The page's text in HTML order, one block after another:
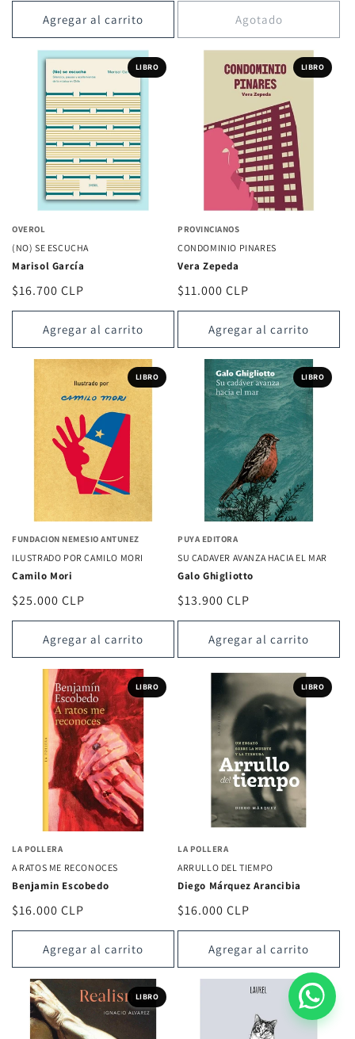
oferta
Agregar al carrito Agotado
LIBRO
OVEROL
(NO) SE ESCUCHA
Marisol García
Precio
habitual
$16.700 CLP
Agregar al carrito
LIBRO
PROVINCIANOS
CONDOMINIO PINARES
Vera Zepeda
Precio
habitual
$11.000 CLP
Agregar al carrito
LIBRO
FUNDACION NEMESIO ANTUNEZ
ILUSTRADO POR CAMILO MORI
Camilo Mori
Precio
habitual
$25.000 CLP
Agregar al carrito
LIBRO
PUYA EDITORA
SU CADAVER AVANZA HACIA EL MAR
Galo Ghigliotto
Precio
habitual
$13.900 CLP
Agregar al carrito
LIBRO
LA POLLERA
A RATOS ME RECONOCES
Benjamin Escobedo
Precio
habitual
$16.000 CLP
Agregar al carrito
LIBRO
LA POLLERA
ARRULLO DEL TIEMPO
Diego Márquez Arancibia
Precio
habitual
$16.000 CLP
Agregar al carrito
LIBRO LIBRO